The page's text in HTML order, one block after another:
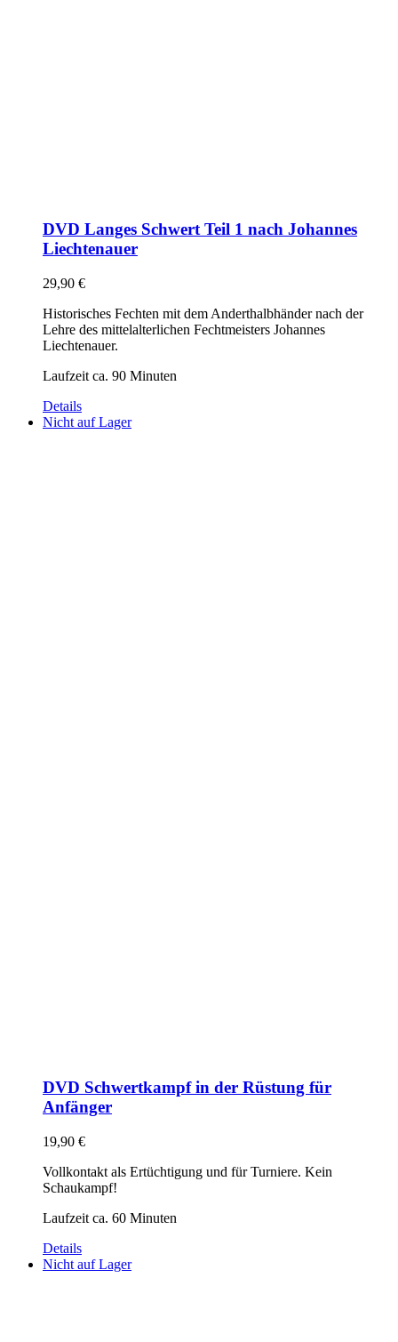
DVD Langes Schwert Teil 1 nach Johannes
Liechtenauer
29,90 €
Historisches Fechten mit dem Anderthalbhänder nach der
Lehre des mittelalterlichen Fechtmeisters Johannes
Liechtenauer.
Laufzeit ca. 90 Minuten
Details
Nicht auf Lager
DVD Schwertkampf in der Rüstung für
Anfänger
19,90 €
Vollkontakt als Ertüchtigung und für Turniere. Kein
Schaukampf!
Laufzeit ca. 60 Minuten
Details
Nicht auf Lager